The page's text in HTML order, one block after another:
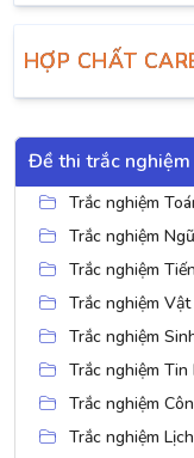
HỢP CHẤT
Đề thi trắc nghiệm
Trắc nghiệm
Trắc nghiệm
Trắc nghiệm
Trắc nghiệm
Trắc nghiệm
Trắc nghiệm Tin
Trắc nghiệm
Trắc nghiệm